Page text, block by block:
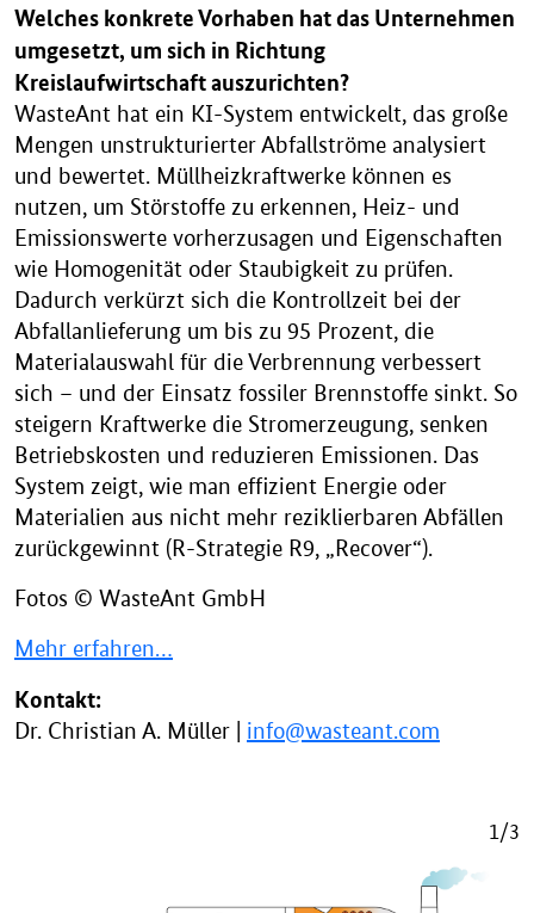
Welches konkrete Vorhaben hat das Unternehmen
umgesetzt, um sich in Richtung
Kreislaufwirtschaft auszurichten?
WasteAnt hat ein KI-System entwickelt, das große
Mengen unstrukturierter Abfallströme analysiert
und bewertet. Müllheizkraftwerke können es
nutzen, um Störstoffe zu erkennen, Heiz- und
Emissionswerte vorherzusagen und Eigenschaften
wie Homogenität oder Staubigkeit zu prüfen.
Dadurch verkürzt sich die Kontrollzeit bei der
Abfallanlieferung um bis zu 95 Prozent, die
Materialauswahl für die Verbrennung verbessert
sich – und der Einsatz fossiler Brennstoffe sinkt. So
steigern Kraftwerke die Stromerzeugung, senken
Betriebskosten und reduzieren Emissionen. Das
System zeigt, wie man effizient Energie oder
Materialien aus nicht mehr reziklierbaren Abfällen
zurückgewinnt (R-Strategie R9, „Recover“).
Fotos © WasteAnt GmbH
Mehr erfahren…
Kontakt:
Dr. Christian A. Müller | info@wasteant.com
1/3